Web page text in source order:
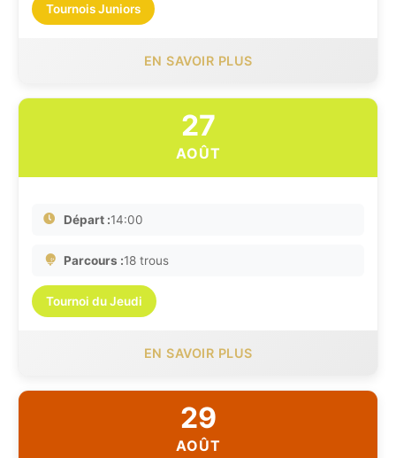
Tournois Juniors
EN SAVOIR PLUS
27
AOÛT
Départ :14:00
Parcours :18 trous
Tournoi du Jeudi
EN SAVOIR PLUS
29
AOÛT